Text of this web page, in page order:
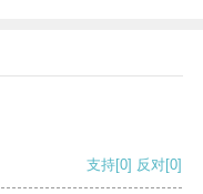
支持[0] 反对[0]